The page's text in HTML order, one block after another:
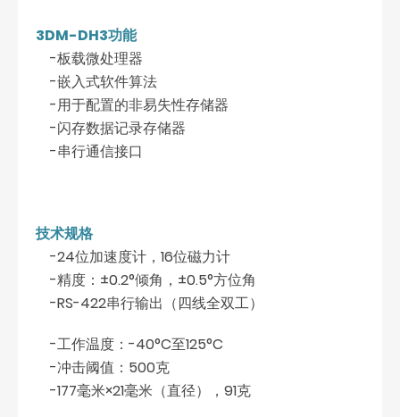
3DM-DH3功能
-板载微处理器
-嵌入式软件算法
-用于配置的非易失性存储器
-闪存数据记录存储器
-串行通信接口
技术规格
-24位加速度计，16位磁力计
-精度：±0.2°倾角，±0.5°方位角
-RS-422串行输出（四线全双工）
-工作温度：-40°C至125°C
-冲击阈值：500克
-177毫米×21毫米（直径），91克